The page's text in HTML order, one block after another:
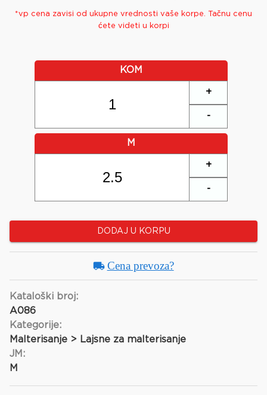
*vp cena zavisi od ukupne vrednosti vaše korpe. Tačnu cenu
ćete videti u korpi
KOM
+
-
M
+
-
DODAJ U KORPU
Cena prevoza?
Kataloški broj:
A086
Kategorije:
Malterisanje > Lajsne za malterisanje
JM:
M